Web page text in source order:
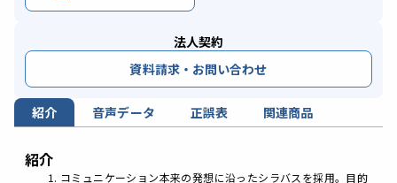
法人契約
資料請求・お問い合わせ
紹介 音声データ 正誤表 関連商品
紹介
コミュニケーション本来の発想に沿ったシラバスを採用。目的